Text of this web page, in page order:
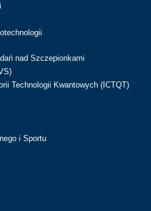
nad Szczepionkami
Technologii Kwantowych (ICTQT)
i Sportu